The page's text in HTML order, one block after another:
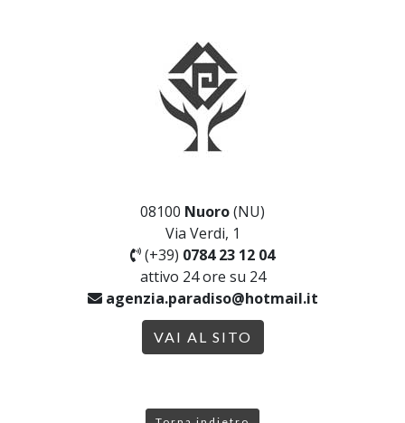
08100 Nuoro(NU)
Via Verdi, 1
(+39) 0784 23 12 04
attivo 24 ore su 24
agenzia.paradiso@hotmail.it
VAI AL SITO